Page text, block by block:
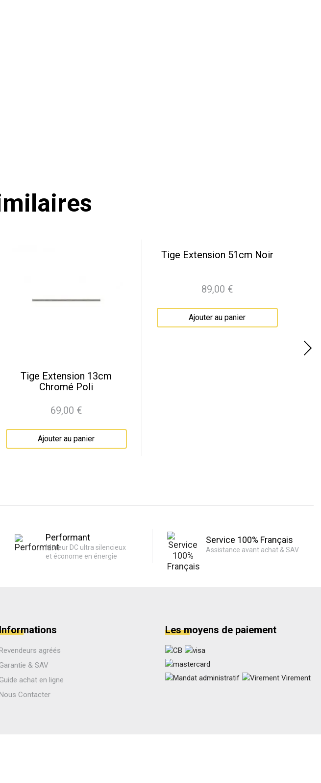
Tige Extension 13cm
Chromé Poli
Prix
69,00 €
Ajouter au panier
Tige Extension 51cm Noir
Prix
89,00 €
Ajouter au panier
Performant
Moteur DC ultra silencieux
et économe en énergie
Service 100% Français
Assistance avant achat & SAV
agréés
& SAV
achat en ligne
Contacter
Les moyens de paiement
Virement